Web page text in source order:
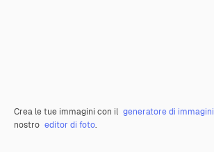
Crea le tue immagini con il generatore di immagini
nostro editor di foto.